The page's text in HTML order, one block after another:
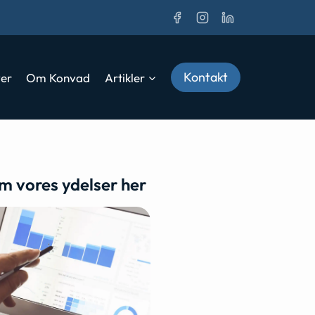
Om Konvad Artikler Kontakt
vores ydelser her